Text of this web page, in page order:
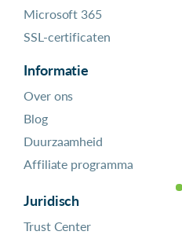
Microsoft 365
SSL-certificaten
Informatie
Over ons
Blog
Duurzaamheid
Affiliate programma
Juridisch
Trust Center